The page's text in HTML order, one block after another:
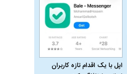
اپل با یک اقدام تازه کاربران